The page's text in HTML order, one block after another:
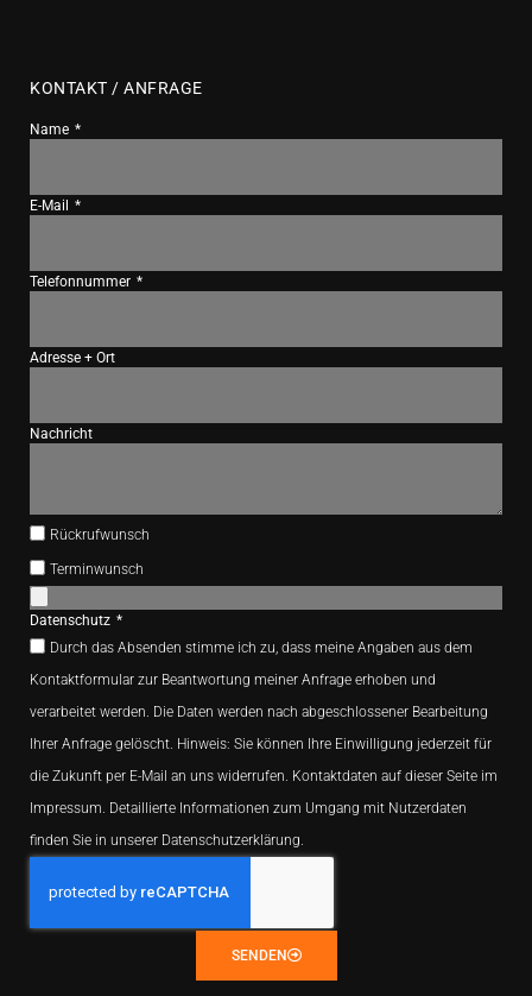
KONTAKT / ANFRAGE
Name
E-Mail
Telefonnummer
Adresse + Ort
Nachricht
Rückrufwunsch
Terminwunsch
Datenschutz
Durch das Absenden stimme ich zu, dass meine Angaben aus dem
Kontaktformular zur Beantwortung meiner Anfrage erhoben und
verarbeitet werden. Die Daten werden nach abgeschlossener Bearbeitung
Ihrer Anfrage gelöscht. Hinweis: Sie können Ihre Einwilligung jederzeit für
die Zukunft per E-Mail an uns widerrufen. Kontaktdaten auf dieser Seite im
Impressum. Detaillierte Informationen zum Umgang mit Nutzerdaten
finden Sie in unserer Datenschutzerklärung.
SENDEN